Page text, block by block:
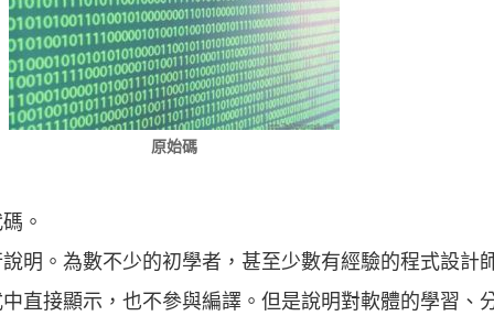
原始碼
。
明。為數不少的初學者，甚至少數有經驗的程式設計
直接顯示，也不參與編譯。但是說明對軟體的學習、